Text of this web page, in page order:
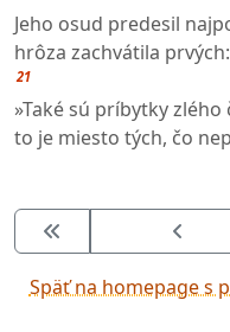
Jeho osud predesil
hrôza zachvátila prvých:
21
»Také sú príbytky zlého
to je miesto tých, čo
Späť na homepage s